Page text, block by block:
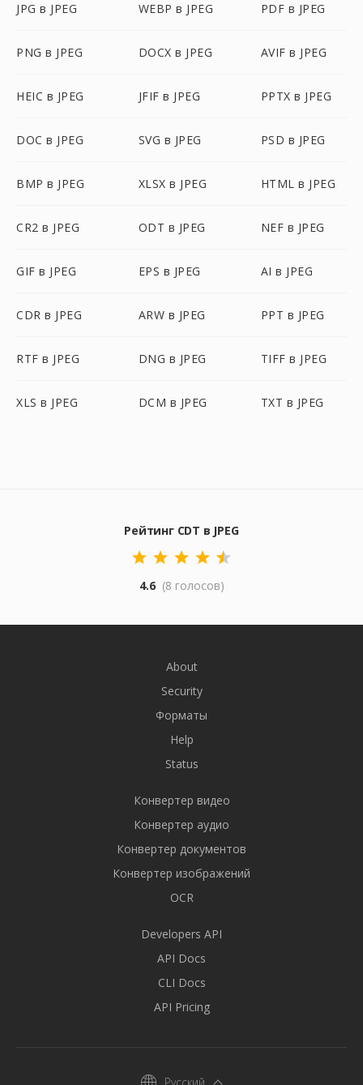
JPG в JPEG WEBP в JPEG PDF в JPEG
PNG в JPEG DOCX в JPEG AVIF в JPEG
HEIC в JPEG JFIF в JPEG PPTX в JPEG
DOC в JPEG SVG в JPEG PSD в JPEG
BMP в JPEG XLSX в JPEG HTML в JPEG
CR2 в JPEG ODT в JPEG NEF в JPEG
GIF в JPEG EPS в JPEG AI в JPEG
CDR в JPEG ARW в JPEG PPT в JPEG
RTF в JPEG DNG в JPEG TIFF в JPEG
XLS в JPEG DCM в JPEG TXT в JPEG
Рейтинг CDT в JPEG
4.6 (8 голосов)
About
Security
Форматы
Help
Status
Конвертер видео
Конвертер аудио
Конвертер документов
Конвертер изображений
OCR
Developers API
API Docs
CLI Docs
API Pricing